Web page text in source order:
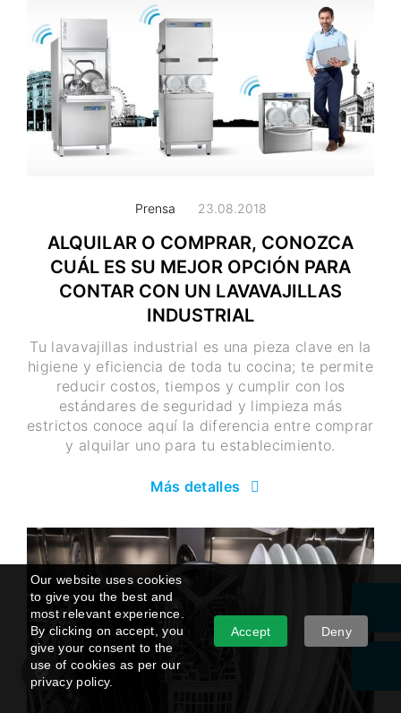
Our website uses cookies
to give you the best and
most relevant experience.
By clicking on accept, you
give your consent to the
use of cookies as per our
privacy policy.
Accept Deny
Prensa 23.08.2018
ALQUILAR O COMPRAR, CONOZCA
CUÁL ES SU MEJOR OPCIÓN PARA
CONTAR CON UN LAVAVAJILLAS
INDUSTRIAL
Tu lavavajillas industrial es una pieza clave en la
higiene y eficiencia de toda tu cocina; te permite
reducir costos, tiempos y cumplir con los
estándares de seguridad y limpieza más
estrictos conoce aquí la diferencia entre comprar
y alquilar uno para tu establecimiento.
Más detalles